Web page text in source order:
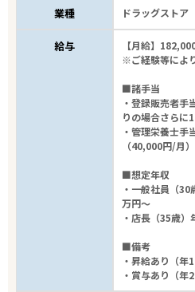
業種 ドラッグストア
給与
【月給】
※ご経験等によ
■諸手当
・登録販売者
りの場合さらに
・管理栄養士手
（40,000円/月）
■想定年収
・一般社員（
万円～
・店長（35歳
■備考
・昇給あり（年1
・賞与あり（